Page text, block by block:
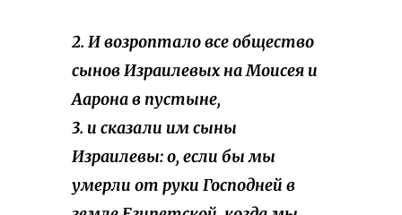
2. И возроптало все общество
сынов Израилевых на Моисея и
Аарона в пустыне,
3. и сказали им сыны
Израилевы: о, если бы мы
умерли от руки Господней в